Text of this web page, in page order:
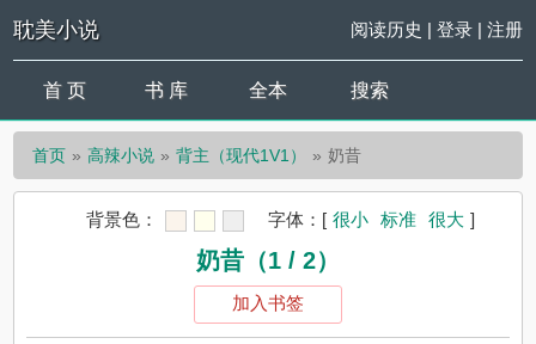
耽美小说 阅读历史 | 登录| 注册
首 页 书 库 全本 搜索
首页 高辣小说 背主（现代1V1） 奶昔
背景色： 字体： [ 很小 标准 很大 ]
奶昔（1 / 2）
加入书签